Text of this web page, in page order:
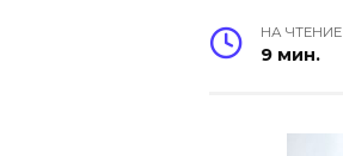
НА ЧТЕНИЕ
9 мин.